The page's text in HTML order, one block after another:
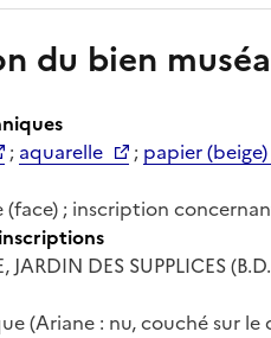
du bien
; aquarelle ; papier (beige)
(face) ; inscription
JARDIN DES SUPPLICES
(Ariane : nu, couché sur le